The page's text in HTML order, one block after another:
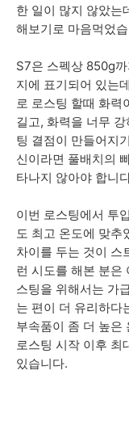
한 일이 많지 않았는
해보기로 마음먹었
S7은 스펙상 850g
지에 표기되어 있는
로 로스팅 할때 화력
길고, 화력을 너무
팅 결점이 만들어지
신이라면 풀배치의
타나지 않아야 합니
이번 로스팅에서 투
도 최고 온도에 맞추
차이를 두는 것이 스
런 시도를 해본 분은
스팅을 위해서는 가
는 편이 더 유리하다
부속품이 좀 더 높은
로스팅 시작 이후 최
있습니다.